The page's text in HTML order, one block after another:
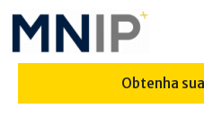
Obtenha